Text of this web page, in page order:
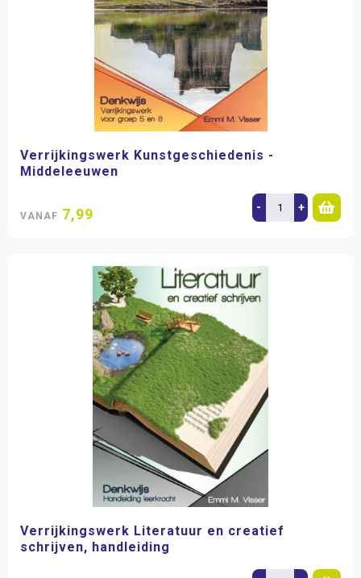
Verrijkingswerk Kunstgeschiedenis -
Middeleeuwen
VANAF 7,99 - +
Verrijkingswerk Literatuur en creatief
schrijven, handleiding